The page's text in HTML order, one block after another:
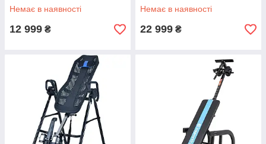
Немає в наявності
12 999 ₴
Немає в наявності
22 999 ₴